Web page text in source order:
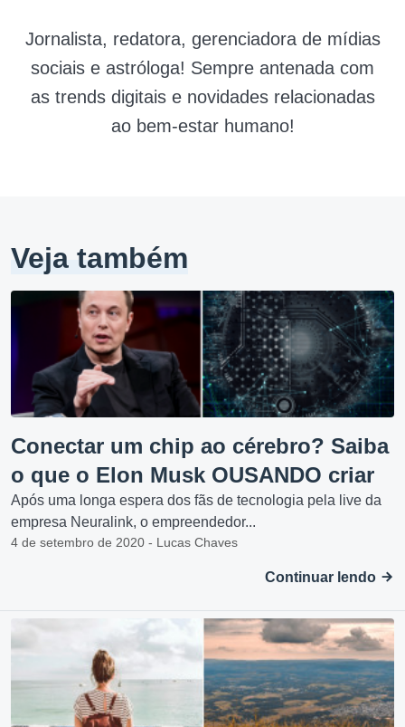
Jornalista, redatora, gerenciadora de mídias
sociais e astróloga! Sempre antenada com
as trends digitais e novidades relacionadas
ao bem-estar humano!
Veja também
Conectar um chip ao cérebro? Saiba
o que o Elon Musk OUSANDO criar
Após uma longa espera dos fãs de tecnologia pela live da
empresa Neuralink, o empreendedor...
4 de setembro de 2020 - Lucas Chaves
Continuar lendo